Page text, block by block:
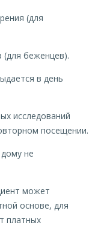
(для
беженцев).
в день
исследований
посещении.
не
может
основе, для
платных